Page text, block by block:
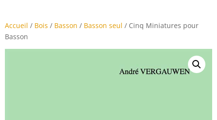
Accueil / Bois / Basson / Basson seul / Cinq Miniatures pour
Basson